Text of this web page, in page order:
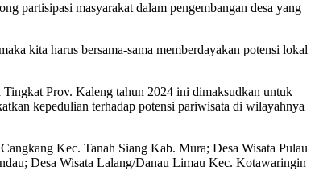
partisipasi masyarakat dalam pengembangan desa yang
kita harus bersama-sama memberdayakan potensi lokal
Tingkat Prov. Kaleng tahun 2024 ini dimaksudkan untuk
kepedulian terhadap potensi pariwisata di wilayahnya
Kec. Tanah Siang Kab. Mura; Desa Wisata Pulau
Desa Wisata Lalang/Danau Limau Kec. Kotawaringin